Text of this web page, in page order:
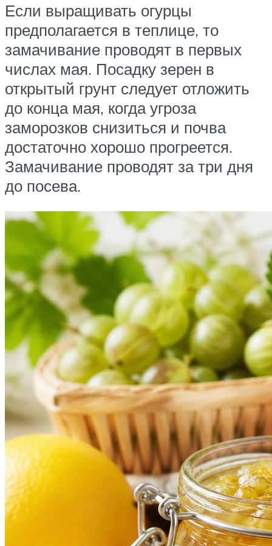
Если выращивать огурцы
предполагается в теплице, то
замачивание проводят в первых
числах мая. Посадку зерен в
открытый грунт следует отложить
до конца мая, когда угроза
заморозков снизиться и почва
достаточно хорошо прогреется.
Замачивание проводят за три дня
до посева.